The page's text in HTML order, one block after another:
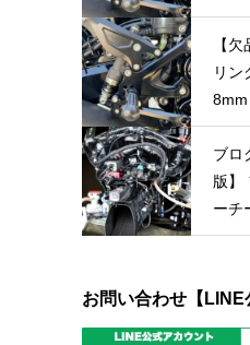
【
リ
8mm
ブロ
版】
ーチ
お問い合わせ【LINE